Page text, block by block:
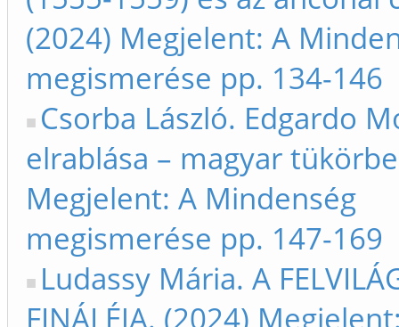
(2024) Megjelent: A
megismerése pp. 134-146
Csorba László. Edgardo
elrablása – magyar
Megjelent: A Mindenség
megismerése pp. 147-169
Ludassy Mária. A
FINÁLÉJA. (2024)